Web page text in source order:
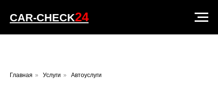
CAR-CHECK24
Главная » Услуги » Автоуслуги